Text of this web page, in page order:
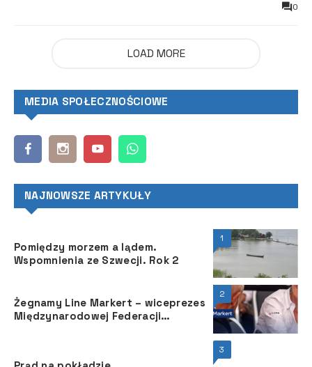
0
LOAD MORE
MEDIA SPOŁECZNOŚCIOWE
NAJNOWSZE ARTYKUŁY
1
Pomiędzy morzem a lądem.
Wspomnienia ze Szwecji. Rok 2
2
Żegnamy Line Markert – wiceprezes
Międzynarodowej Federacji
3